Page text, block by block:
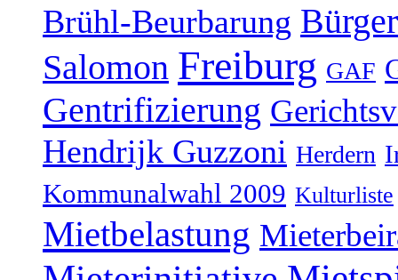
Brühl-Beurbarung
Salomon Freiburg GAF
Gentrifizierung
Hendrijk Guzzoni Herdern
Kommunalwahl 2009 Kulturliste
Mietbelastung